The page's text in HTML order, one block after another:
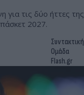
τις δύο ήττες της
2027.
Συντακτική
Ομάδα
Flash.gr